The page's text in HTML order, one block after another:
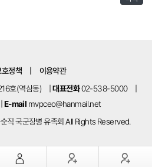
정책
이용약관
호(역삼동) |대표전화02-538-5000
E-mail mvpceo@hanmail.net
국군장병 유족회 All Rights Reserved.